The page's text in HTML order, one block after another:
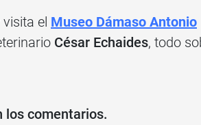
visita el Museo Dámaso Antonio
César Echaides, todo
los comentarios.